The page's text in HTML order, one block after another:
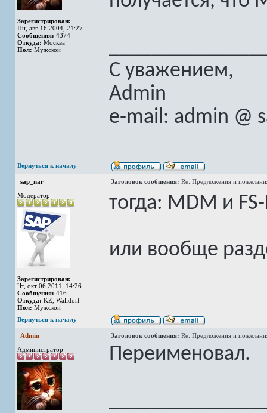
Зарегистрирован:
Пн, авг 16 2004, 21:27
Сообщения: 4374
Откуда: Москва
Пол: Мужской
С уважением,
Admin
e-mail: admin @
Вернуться к началу
sap_nar Заголовок сообщения: Re: Предложения и
Модератор
Зарегистрирован:
Чт, окт 06 2011, 14:26
Сообщения: 416
Откуда: KZ, Walldorf
Пол: Мужской
тогда: MDM и
или вообще
Вернуться к началу
Admin Заголовок сообщения: Re: Предложения и
Администратор
Переименовал.